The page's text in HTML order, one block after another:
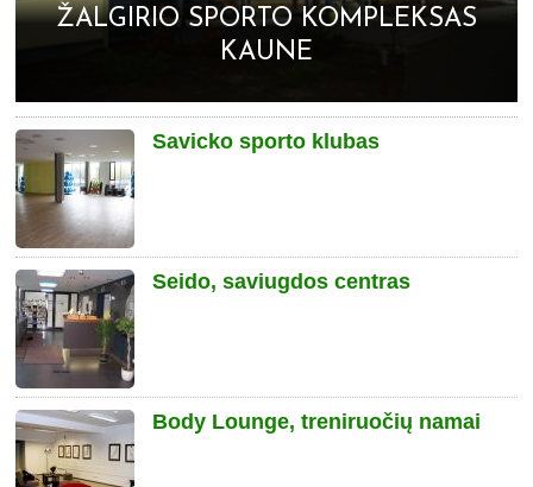
ŽALGIRIO SPORTO KOMPLEKSAS
KAUNE
Savicko sporto klubas
Seido, saviugdos centras
Body Lounge, treniruočių namai